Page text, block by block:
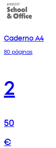
Caderno A4
80 páginas
2
50
€